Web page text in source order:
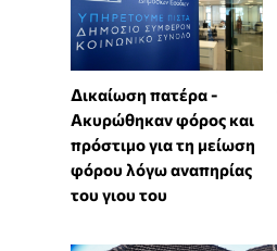
Δικαίωση πατέρα -
Ακυρώθηκαν φόρος και
πρόστιμο για τη μείωση
φόρου λόγω αναπηρίας
του γιου του